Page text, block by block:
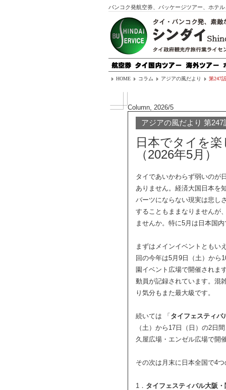
バンコク発航空券、パッケージツアー、ホテ
HOME コラム アジアの風だより 第247
Column, 2026/5
アジアの風だより 第247
日本でタイを
（2026年5月）
タイであいかわらず弱いのが
ありません。経済大国日本を
バーツにならない現実は悲し
することもままなりませんが
ませんか。特に5月は日本国
まずはメインイベントともい
回の今年は5月9日（土）から
園イベント広場で開催されま
動員が記録されています。混
り気分もまた最大級です。
続いては 「 タイフェスティバ
（土）から17日（日）の2日
久屋広場・エンゼル広場で開
その次は月末に日本全国で4
1． タイフェスティバル大阪・